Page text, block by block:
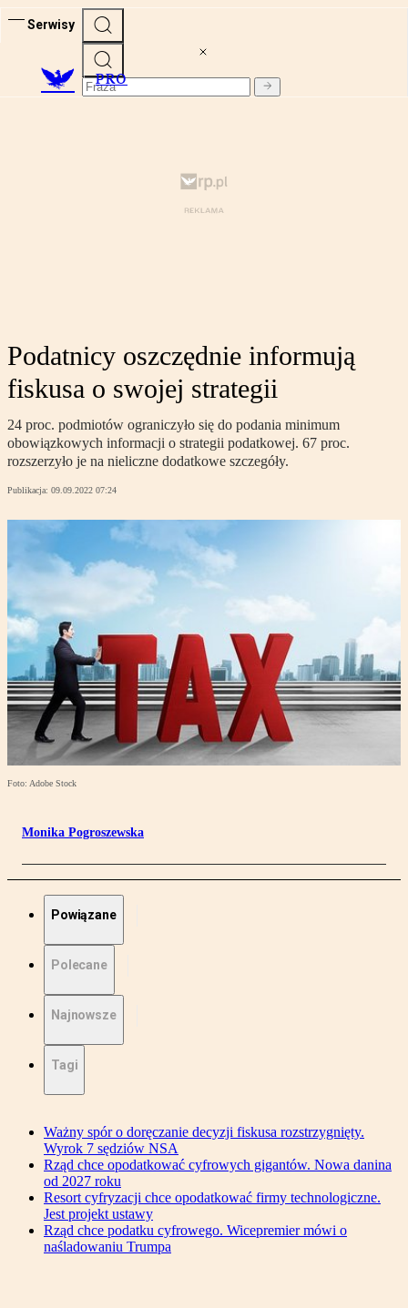
Serwisy
PRO
Podatnicy oszczędnie informują
fiskusa o swojej strategii
24 proc. podmiotów ograniczyło się do podania minimum
obowiązkowych informacji o strategii podatkowej. 67 proc.
rozszerzyło je na nieliczne dodatkowe szczegóły.
Publikacja: 09.09.2022 07:24
Foto: Adobe Stock
Monika Pogroszewska
Powiązane
Polecane
Najnowsze
Tagi
Ważny spór o doręczanie decyzji fiskusa rozstrzygnięty.
Wyrok 7 sędziów NSA
Rząd chce opodatkować cyfrowych gigantów. Nowa danina
od 2027 roku
Resort cyfryzacji chce opodatkować firmy technologiczne.
Jest projekt ustawy
Rząd chce podatku cyfrowego. Wicepremier mówi o
naśladowaniu Trumpa